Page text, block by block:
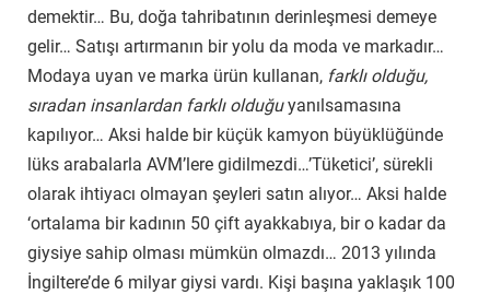
demektir… Bu, doğa tahribatının derinleşmesi demeye
gelir… Satışı artırmanın bir yolu da moda ve markadır…
Modaya uyan ve marka ürün kullanan, farklı olduğu,
sıradan insanlardan farklı olduğuyanılsamasına
kapılıyor… Aksi halde bir küçük kamyon büyüklüğünde
lüks arabalarla AVM’lere gidilmezdi…’Tüketici’, sürekli
olarak ihtiyacı olmayan şeyleri satın alıyor… Aksi halde
‘ortalama bir kadının 50 çift ayakkabıya, bir o kadar da
giysiye sahip olması mümkün olmazdı… 2013 yılında
İngiltere’de 6 milyar giysi vardı. Kişi başına yaklaşık 100